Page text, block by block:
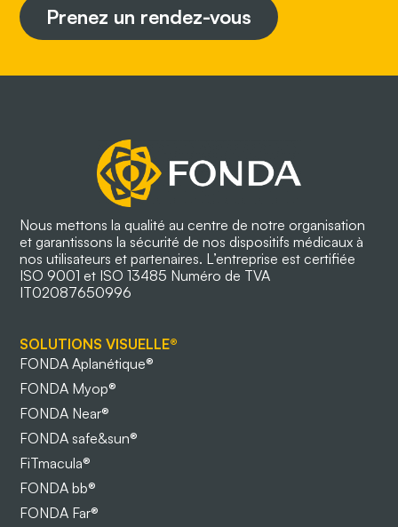
Prenez un rendez-vous
Nous mettons la qualité au centre de notre organisation
et garantissons la sécurité de nos dispositifs médicaux à
nos utilisateurs et partenaires. L’entreprise est certifiée
ISO 9001 et ISO 13485 Numéro de TVA
IT02087650996
SOLUTIONS VISUELLE®
FONDA Aplanétique®
FONDA Myop®
FONDA Near®
FONDA safe&sun®
FiTmacula®
FONDA bb®
FONDA Far®